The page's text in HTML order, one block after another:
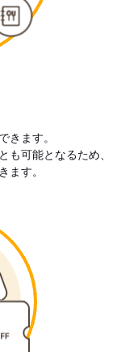
きます。
も可能となるため、
ます。